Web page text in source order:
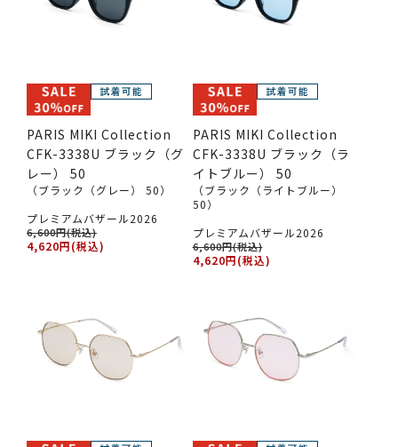
PARIS MIKI Collection
CFK-3338U ブラック（グ
レー） 50
（ブラック（グレー） 50）
プレミアムバザール2026
6,600円(税込)
4,620円(税込)
PARIS MIKI Collection
CFK-3338U ブラック（ラ
イトブルー） 50
（ブラック（ライトブルー）
50）
プレミアムバザール2026
6,600円(税込)
4,620円(税込)